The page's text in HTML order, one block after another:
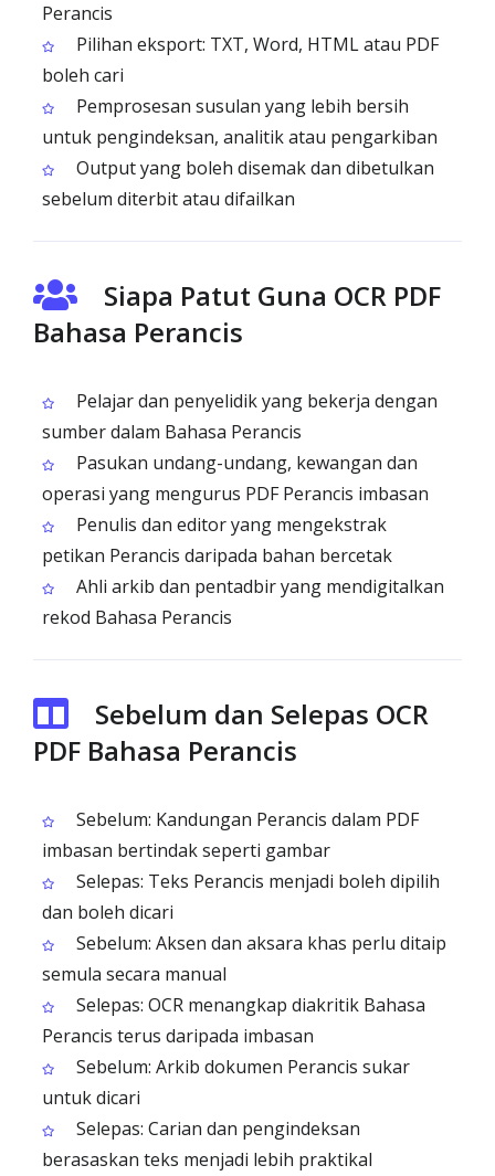
Perancis
Pilihan eksport: TXT, Word, HTML atau PDF
boleh cari
Pemprosesan susulan yang lebih bersih
untuk pengindeksan, analitik atau pengarkiban
Output yang boleh disemak dan dibetulkan
sebelum diterbit atau difailkan
Siapa Patut Guna OCR PDF
Bahasa Perancis
Pelajar dan penyelidik yang bekerja dengan
sumber dalam Bahasa Perancis
Pasukan undang-undang, kewangan dan
operasi yang mengurus PDF Perancis imbasan
Penulis dan editor yang mengekstrak
petikan Perancis daripada bahan bercetak
Ahli arkib dan pentadbir yang mendigitalkan
rekod Bahasa Perancis
Sebelum dan Selepas OCR
PDF Bahasa Perancis
Sebelum: Kandungan Perancis dalam PDF
imbasan bertindak seperti gambar
Selepas: Teks Perancis menjadi boleh dipilih
dan boleh dicari
Sebelum: Aksen dan aksara khas perlu ditaip
semula secara manual
Selepas: OCR menangkap diakritik Bahasa
Perancis terus daripada imbasan
Sebelum: Arkib dokumen Perancis sukar
untuk dicari
Selepas: Carian dan pengindeksan
berasaskan teks menjadi lebih praktikal